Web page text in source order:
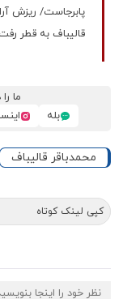
پابرجاست/ ریزش
قالیباف به قطر
ما
بله
محمدباقر قالیباف
کپی لینک کوتاه